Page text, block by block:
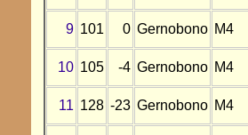
9 101 0 Gernobono M4
10 105 -4 Gernobono M4
11 128 -23 Gernobono M4